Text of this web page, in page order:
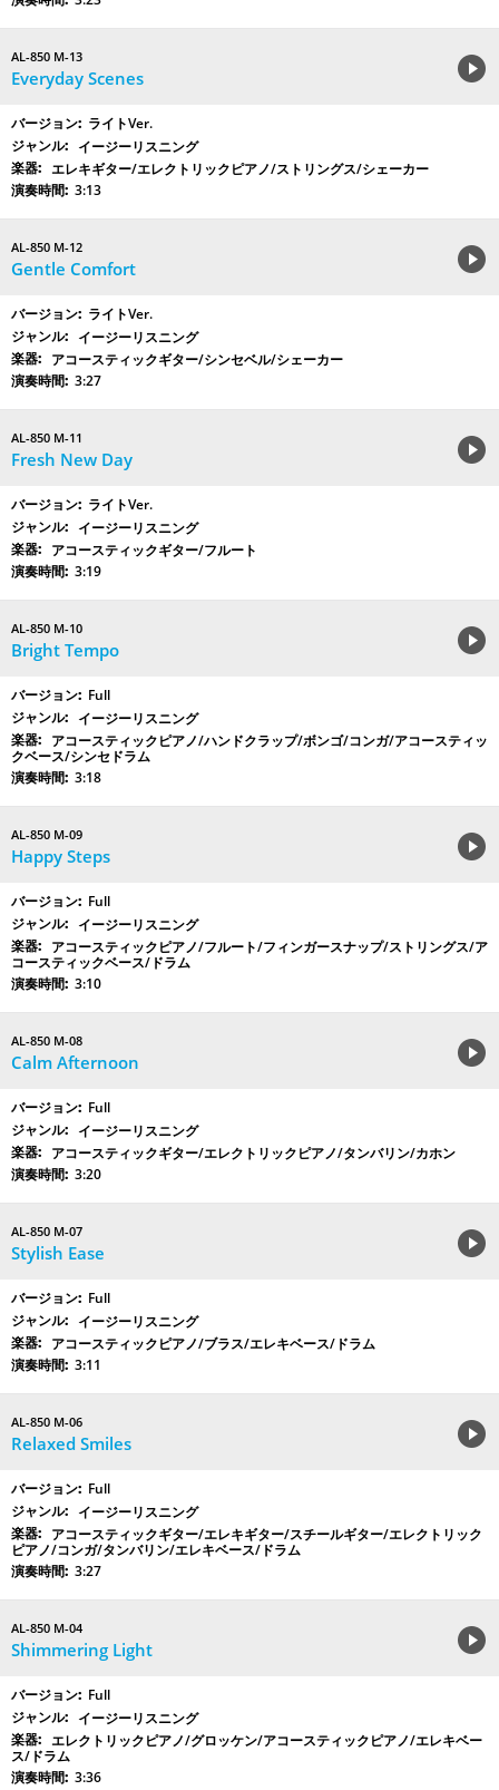
AL-850 M-13
Everyday Scenes
ライトVer.
イージーリスニング
エレキギター/エレクトリックピアノ/ストリングス/シェーカー
3:13
AL-850 M-12
Gentle Comfort
ライトVer.
イージーリスニング
アコースティックギター/シンセベル/シェーカー
3:27
AL-850 M-11
Fresh New Day
ライトVer.
イージーリスニング
アコースティックギター/フルート
3:19
AL-850 M-10
Bright Tempo
Full
イージーリスニング
アコースティックピアノ/ハンドクラップ/ボンゴ/コンガ/アコースティッ
クベース/シンセドラム
3:18
AL-850 M-09
Happy Steps
Full
イージーリスニング
アコースティックピアノ/フルート/フィンガースナップ/ストリングス/ア
コースティックベース/ドラム
3:10
AL-850 M-08
Calm Afternoon
Full
イージーリスニング
アコースティックギター/エレクトリックピアノ/タンバリン/カホン
3:20
AL-850 M-07
Stylish Ease
Full
イージーリスニング
アコースティックピアノ/ブラス/エレキベース/ドラム
3:11
AL-850 M-06
Relaxed Smiles
Full
イージーリスニング
アコースティックギター/エレキギター/スチールギター/エレクトリック
ピアノ/コンガ/タンバリン/エレキベース/ドラム
3:27
AL-850 M-04
Shimmering Light
Full
イージーリスニング
エレクトリックピアノ/グロッケン/アコースティックピアノ/エレキベー
ス/ドラム
3:36